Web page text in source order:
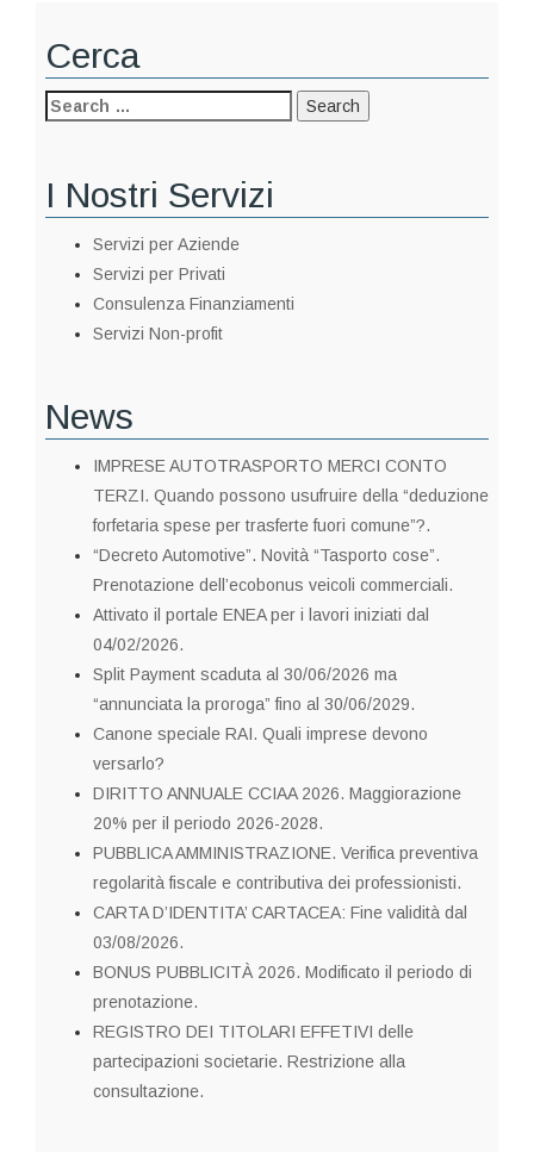
Cerca
I Nostri Servizi
Servizi per Aziende
Servizi per Privati
Consulenza Finanziamenti
Servizi Non-profit
News
IMPRESE AUTOTRASPORTO MERCI CONTO
TERZI. Quando possono usufruire della “deduzione
forfetaria spese per trasferte fuori comune”?.
“Decreto Automotive”. Novità “Tasporto cose”.
Prenotazione dell’ecobonus veicoli commerciali.
Attivato il portale ENEA per i lavori iniziati dal
04/02/2026.
Split Payment scaduta al 30/06/2026 ma
“annunciata la proroga” fino al 30/06/2029.
Canone speciale RAI. Quali imprese devono
versarlo?
DIRITTO ANNUALE CCIAA 2026. Maggiorazione
20% per il periodo 2026-2028.
PUBBLICA AMMINISTRAZIONE. Verifica preventiva
regolarità fiscale e contributiva dei professionisti.
CARTA D’IDENTITA’ CARTACEA: Fine validità dal
03/08/2026.
BONUS PUBBLICITÀ 2026. Modificato il periodo di
prenotazione.
REGISTRO DEI TITOLARI EFFETIVI delle
partecipazioni societarie. Restrizione alla
consultazione.